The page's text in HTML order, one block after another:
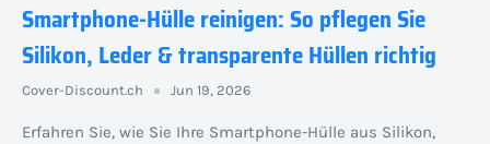
Smartphone-Hülle reinigen: So pflegen Sie
Silikon, Leder & transparente Hüllen richtig
Cover-Discount.ch Jun 19, 2026
Erfahren Sie, wie Sie Ihre Smartphone-Hülle aus Silikon,